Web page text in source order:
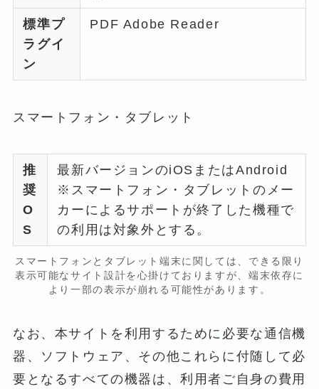
標準プ
ラグイ
ン
PDF Adobe Reader
スマートフォン・タブレット
推
奨
O
S
最新バージョンのiOSまたはAndroid
※スマートフォン・タブレットのメー
カーによるサポートが終了した機種で
の利用は対象外とする。
スマートフォンとタブレット端末に関しては、できる限り
表示可能なサイト設計を心掛けておりますが、端末依存に
より一部の表示が崩れる可能性があります。
なお、本サイトを利用するために必要な通信機
器、ソフトウェア、その他これらに付随して必
要となるすべての機器は、利用者ご自身の費用